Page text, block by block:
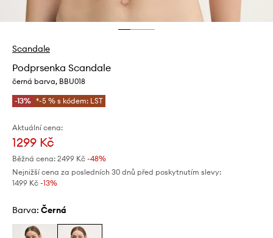
Scandale
Podprsenka Scandale
černá barva, BBU018
-13% *-5 % s kódem: LST
Aktuální cena:
1299 Kč
Běžná cena: 2499 Kč -48%
Nejnižší cena za posledních 30 dnů před poskytnutím slevy:
1499 Kč -13%
Barva: černá